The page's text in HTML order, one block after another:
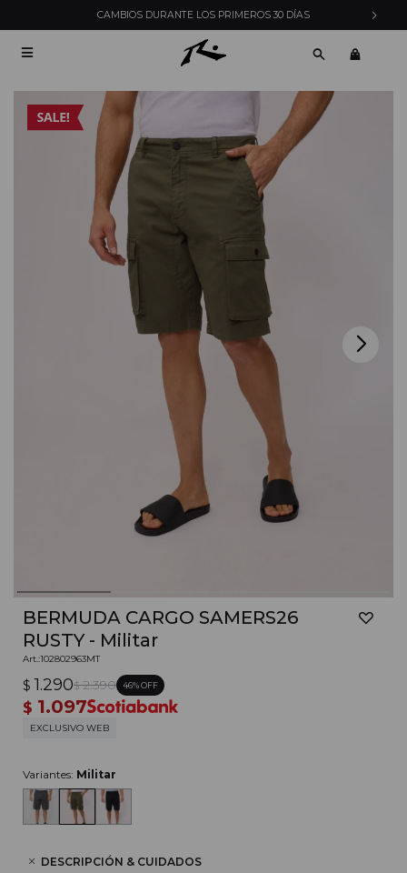
CAMBIOS DURANTE LOS PRIMEROS 30 DÍAS

BERMUDA CARGO SAMERS26
RUSTY - Militar
102802963MT
$ 1.290$ 2.390 46
$ 1.097
EXCLUSIVO WEB
Variantes: Militar
DESCRIPCIÓN & CUIDADOS